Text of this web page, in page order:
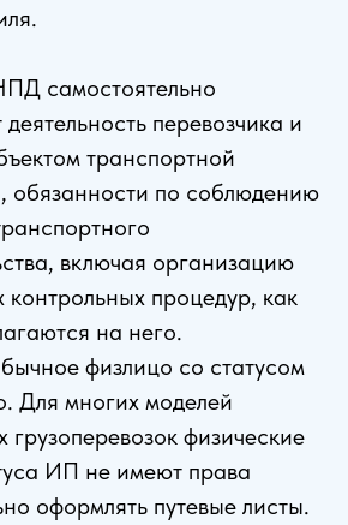
самостоятельно
деятельность перевозчика и
транспортной
обязанности по соблюдению
включая организацию
контрольных процедур, как
на него.
физлицо со статусом
Для многих моделей
грузоперевозок физические
ИП не имеют права
оформлять путевые листы.